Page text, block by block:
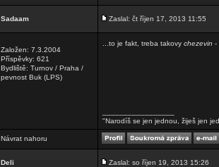
Sadaam Zaslal: čt říjen 17, 2013 11:55
Založen: 7.3.2004
Příspěvky: 621
Bydliště: Turnov / Praha /
pevnost Buk (LPS)
...to je fakt, treba takovy chezevin -
"Narodíš se jen jednou, žiješ jen
Návrat nahoru
Deli Zaslal: so říjen 19, 2013 15:26